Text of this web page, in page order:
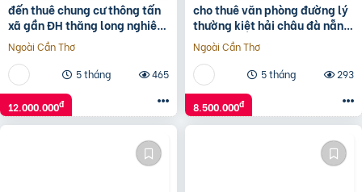
đến thuê chung cư thông tấn
xã gần ĐH thăng long nghiêm
xuân yêm
Ngoài Cần Thơ
5 tháng
465
12.000.000đ
cho thuê văn phòng đường lý
thường kiệt hải châu đà nẵng
giá tốt diện tích 75 m2
Ngoài Cần Thơ
5 tháng
293
8.500.000đ